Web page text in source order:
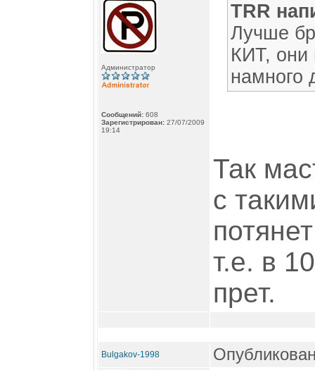
Администратор
Сообщений: 608
Зарегистрирован: 27/07/2009
19:14
TRR
Лучше
КИТ, они
намного
Так
с
т.е. в
прет.
Bulgakov-1998